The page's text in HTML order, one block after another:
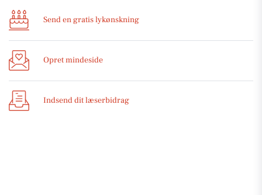
Send en gratis lykønskning
Opret mindeside
Indsend dit læserbidrag